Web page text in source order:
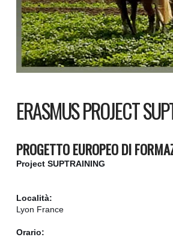
ERASMUS PROJECT
PROGETTO EUROPEO DI
Project SUPTRAINING
Località:
Lyon France
Orario: